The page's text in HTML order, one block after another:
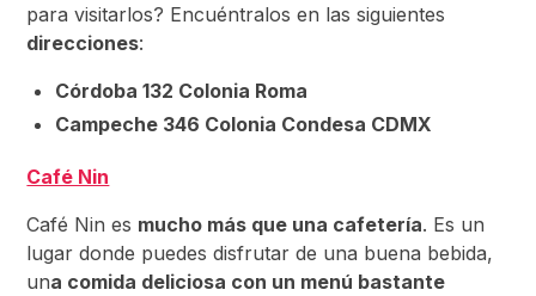
para visitarlos? Encuéntralos en las siguientes
direcciones:
Córdoba 132 Colonia Roma
Campeche 346 Colonia Condesa CDMX
Café Nin
Café Nin es mucho más que una cafetería. Es un
lugar donde puedes disfrutar de una buena bebida,
una comida deliciosa con un menú bastante